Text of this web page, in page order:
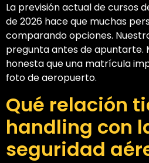
La previsión actual de cursos
de 2026 hace que muchas
comparando opciones.
pregunta antes de apuntarte.
honesta que una matrícula
foto de aeropuerto.
Qué relación
handling con
seguridad